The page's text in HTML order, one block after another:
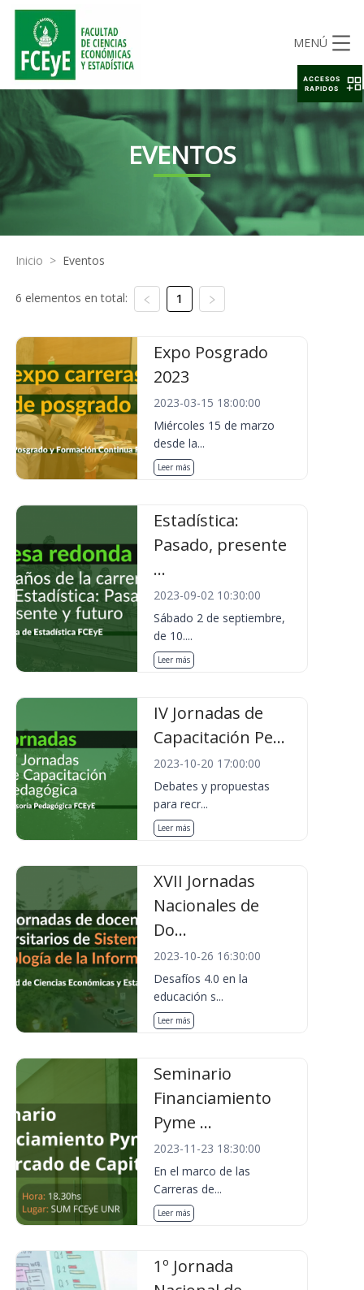
MENÚ
EVENTOS
Inicio > Eventos
6 elementos en total: 1
Expo Posgrado
2023
2023-03-15 18:00:00
Miércoles 15 de marzo
desde la...
Leer más
Estadística:
Pasado, presente
...
2023-09-02 10:30:00
Sábado 2 de septiembre,
de 10....
Leer más
IV Jornadas de
Capacitación Pe...
2023-10-20 17:00:00
Debates y propuestas
para recr...
Leer más
XVII Jornadas
Nacionales de
Do...
2023-10-26 16:30:00
Desafíos 4.0 en la
educación s...
Leer más
Seminario
Financiamiento
Pyme ...
2023-11-23 18:30:00
En el marco de las
Carreras de...
Leer más
1º Jornada
ACCESOS
RAPIDOS